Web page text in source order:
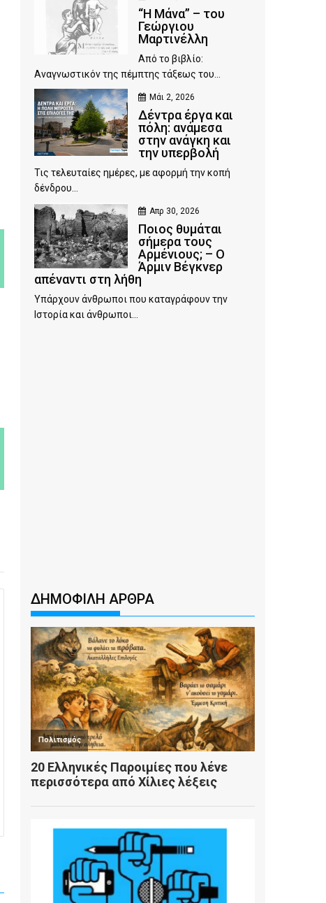
“Η Μάνα” – του
Γεώργιου
Μαρτινέλλη
Από το βιβλίο:
Αναγνωστικόν της πέμπτης τάξεως του...
Μάι 2, 2026
Δέντρα έργα και
πόλη: ανάμεσα
στην ανάγκη και
την υπερβολή
Τις τελευταίες ημέρες, με αφορμή την κοπή
δένδρου...
Απρ 30, 2026
Ποιος θυμάται
σήμερα τους
Αρμένιους; – Ο
Άρμιν Βέγκνερ
απέναντι στη λήθη
Υπάρχουν άνθρωποι που καταγράφουν την
Ιστορία και άνθρωποι...
ΔΗΜΟΦΙΛΗ ΑΡΘΡΑ